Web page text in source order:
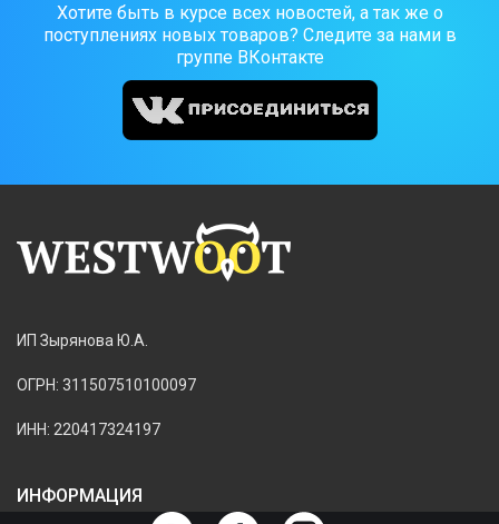
Хотите быть в курсе всех новостей, а так же о
поступлениях новых товаров? Следите за нами в
группе ВКонтакте
ИП Зырянова Ю.А.
ОГРН: 311507510100097
ИНН: 220417324197
ИНФОРМАЦИЯ